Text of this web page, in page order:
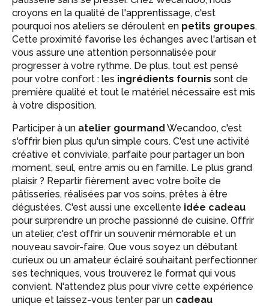
croyons en la qualité de l'apprentissage, c'est
pourquoi nos ateliers se déroulent en petits groupes.
Cette proximité favorise les échanges avec l'artisan et
vous assure une attention personnalisée pour
progresser à votre rythme. De plus, tout est pensé
pour votre confort : les ingrédients fournis sont de
première qualité et tout le matériel nécessaire est mis
à votre disposition.
Participer à un atelier gourmand Wecandoo, c'est
s'offrir bien plus qu'un simple cours. C'est une activité
créative et conviviale, parfaite pour partager un bon
moment, seul, entre amis ou en famille. Le plus grand
plaisir ? Repartir fièrement avec votre boîte de
pâtisseries, réalisées par vos soins, prêtes à être
dégustées. C'est aussi une excellente idée cadeau
pour surprendre un proche passionné de cuisine. Offrir
un atelier, c'est offrir un souvenir mémorable et un
nouveau savoir-faire. Que vous soyez un débutant
curieux ou un amateur éclairé souhaitant perfectionner
ses techniques, vous trouverez le format qui vous
convient. N'attendez plus pour vivre cette expérience
unique et laissez-vous tenter par un cadeau